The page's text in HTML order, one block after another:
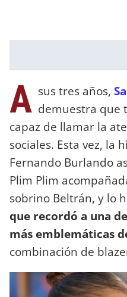
A sus tres años,
demuestra que
capaz de llamar la
sociales. Esta vez, la
Fernando Burlando
Plim Plim
sobrino Beltrán, y lo
que recordó a una
más emblemáticas
combinación de